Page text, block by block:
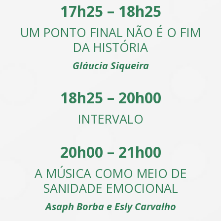
17h25 – 18h25
UM PONTO FINAL NÃO É O FIM
DA HISTÓRIA
Gláucia Siqueira
18h25 – 20h00
INTERVALO
20h00 – 21h00
A MÚSICA COMO MEIO DE
SANIDADE EMOCIONAL
Asaph Borba e Esly Carvalho